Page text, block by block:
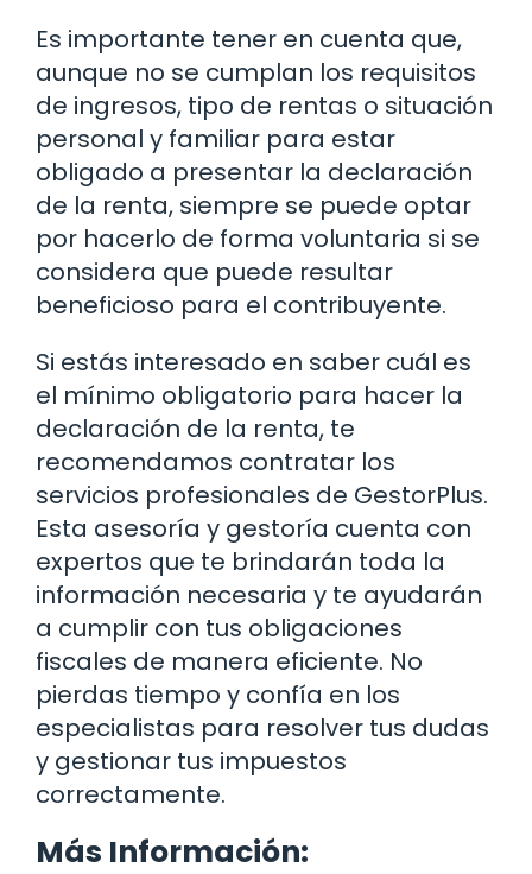
Es importante tener en cuenta que,
aunque no se cumplan los requisitos
de ingresos, tipo de rentas o situación
personal y familiar para estar
obligado a presentar la declaración
de la renta, siempre se puede optar
por hacerlo de forma voluntaria si se
considera que puede resultar
beneficioso para el contribuyente.
Si estás interesado en saber cuál es
el mínimo obligatorio para hacer la
declaración de la renta, te
recomendamos contratar los
servicios profesionales de GestorPlus.
Esta asesoría y gestoría cuenta con
expertos que te brindarán toda la
información necesaria y te ayudarán
a cumplir con tus obligaciones
fiscales de manera eficiente. No
pierdas tiempo y confía en los
especialistas para resolver tus dudas
y gestionar tus impuestos
correctamente.
Más Información: